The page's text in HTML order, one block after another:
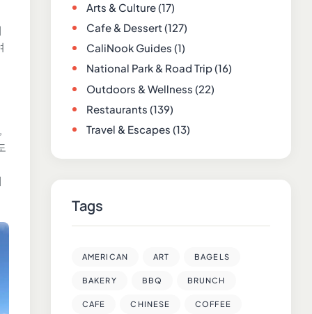
Arts & Culture(17)
Cafe & Dessert(127)
CaliNook Guides (1)
National Park & Road Trip(16)
Outdoors & Wellness (22)
Restaurants (139)
Travel & Escapes (13)
Tags
AMERICAN ART BAGELS
BAKERY BBQ BRUNCH
CAFE CHINESE COFFEE